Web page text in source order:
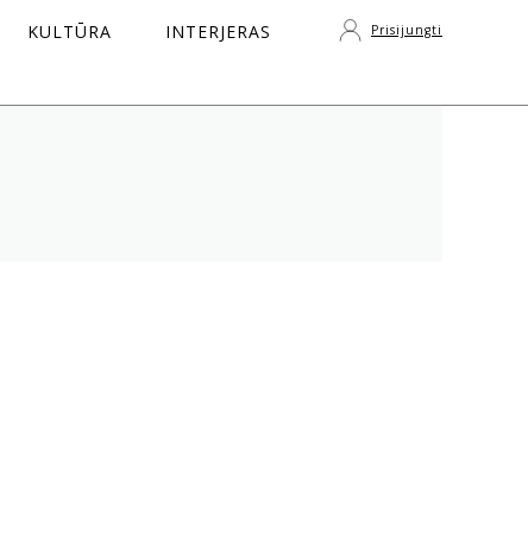
KULTŪRA
INTERJERAS
Prisijungti